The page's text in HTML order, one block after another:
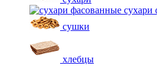
сухари
сушки
хлебцы